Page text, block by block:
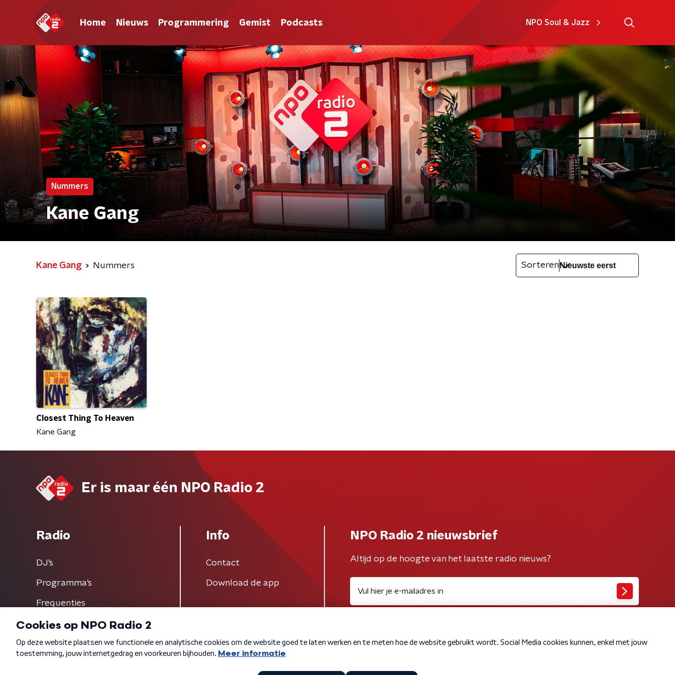
Home Nieuws Programmering Gemist Podcasts NPO Soul & Jazz
Nummers
Kane Gang
Kane Gang Nummers Sorteren
Closest Thing To Heaven
Kane Gang
Er is maar één NPO Radio 2
Radio
DJ’s
Programma's
Frequenties
Info
Contact
Download de app
NPO Radio 2 nieuwsbrief
Altijd op de hoogte van het laatste radio nieuws?
Algemene voorwaarden Privacybeleid